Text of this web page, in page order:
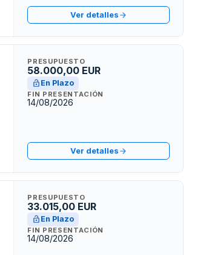
Ver detalles
PRESUPUESTO
58.000,00 EUR
En Plazo
FIN PRESENTACIÓN
14/08/2026
Ver detalles
PRESUPUESTO
33.015,00 EUR
En Plazo
FIN PRESENTACIÓN
14/08/2026